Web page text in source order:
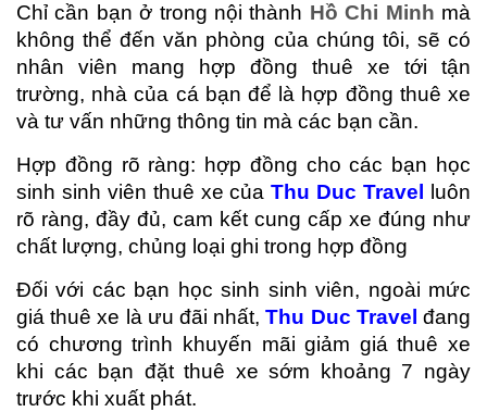
Chỉ cần bạn ở trong nội thành Hồ Chi Minh mà
không thể đến văn phòng của chúng tôi, sẽ có
nhân viên mang hợp đồng thuê xe tới tận
trường, nhà của cá bạn để là hợp đồng thuê xe
và tư vấn những thông tin mà các bạn cần.
Hợp đồng rõ ràng: hợp đồng cho các bạn học
sinh sinh viên thuê xe củaThu Duc Travel luôn
rõ ràng, đầy đủ, cam kết cung cấp xe đúng như
chất lượng, chủng loại ghi trong hợp đồng
Đối với các bạn học sinh sinh viên, ngoài mức
giá thuê xe là ưu đãi nhất,Thu Duc Travel đang
có chương trình khuyến mãi giảm giá thuê xe
khi các bạn đặt thuê xe sớm khoảng 7 ngày
trước khi xuất phát.